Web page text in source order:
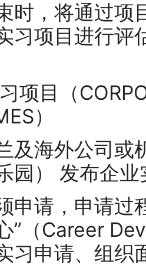
，将通过项
习项目进行评
目（
）
海外公司或
园） 发布企
请，申请过
”（Career
习申请、组织